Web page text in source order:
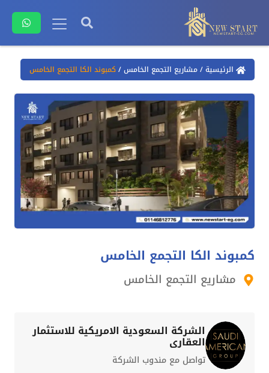
الرئيسية/مشاريع التجمع الخامس/كمبوند الكا التجمع الخامس
كمبوند الكا التجمع الخامس
مشاريع التجمع الخامس
الشركة السعودية الامريكية للاستثمار
العقاري
تواصل مع مندوب الشركة